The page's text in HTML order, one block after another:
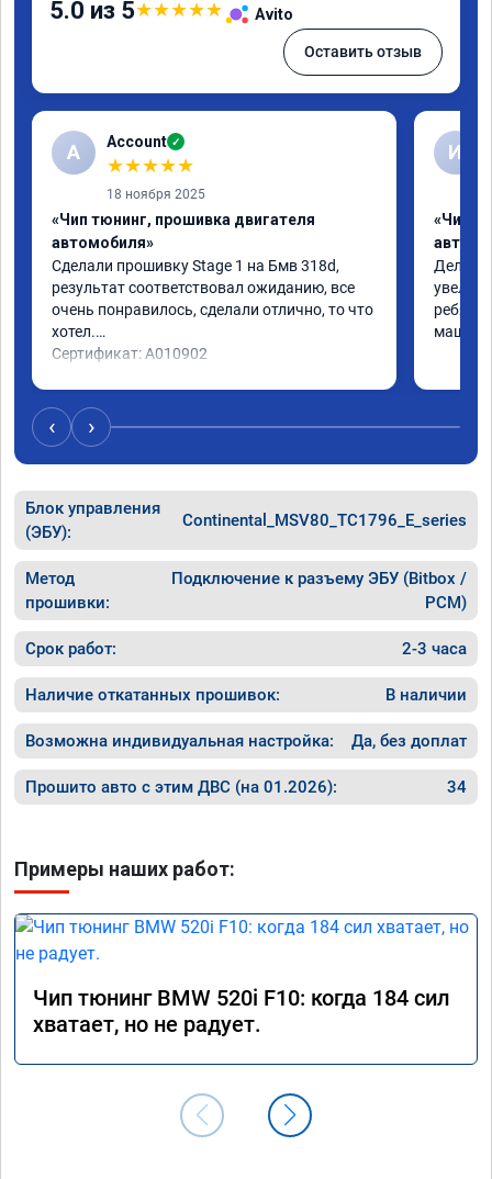
5.0 из 5★★★★★ Avito
Оставить отзыв
A Account ✓
★★★★★
18 ноября 2025
«Чип тюнинг, прошивка двигателя
автомобиля»
Сделали прошивку Stage 1 на Бмв 318d,
результат соответствовал ожиданию, все
очень понравилось, сделали отлично, то что
хотел.
Сертификат: A010902
И
«Чип
Делали
ребята
машина
‹ ›
Блок управления
(ЭБУ):
Continental_MSV80_TC1796_E_series
Метод
прошивки:
Подключение к разъему ЭБУ (Bitbox /
PCM)
Срок работ: 2-3 часа
Наличие откатанных прошивок: В наличии
Возможна индивидуальная настройка: Да, без доплат
Прошито авто с этим ДВС (на 01.2026): 34
Примеры наших работ:
Чип тюнинг BMW 520i F10: когда 184 сил
хватает, но не радует.